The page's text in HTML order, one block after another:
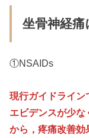
坐骨神経
①NSAIDs
現行ガイドライン
エビデンスが少な
から，疼痛改善効